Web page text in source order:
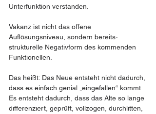
Unterfunktion verstanden.
Vakanz ist nicht das offene
Auflösungsniveau, sondern bereits-
strukturelle Negativform des kommenden
Funktionellen.
Das heißt: Das Neue entsteht nicht dadurch,
dass es einfach genial „eingefallen“ kommt.
Es entsteht dadurch, dass das Alte so lange
differenziert, geprüft, vollzogen, durchlitten,